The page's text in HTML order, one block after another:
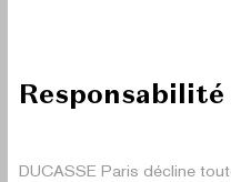
Responsabilité
DUCASSE Paris décline